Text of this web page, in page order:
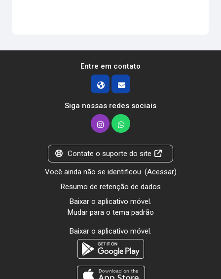
Entre em contato
Siga nossas redes sociais
Contate o suporte do site
Você ainda não se identificou. (Acessar)
Resumo de retenção de dados
Baixar o aplicativo móvel.
Mudar para o tema padrão
Baixar o aplicativo móvel.